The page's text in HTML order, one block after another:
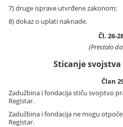
7) druge isprave utvrđene zakonom;
8) dokaz o uplati naknade.
Čl. 26-
(Prestalo
Sticanje
Član
Zadužbina i fondacija stiču svojstvo
Registar.
Zadužbina i fondacija ne mogu
Registar.